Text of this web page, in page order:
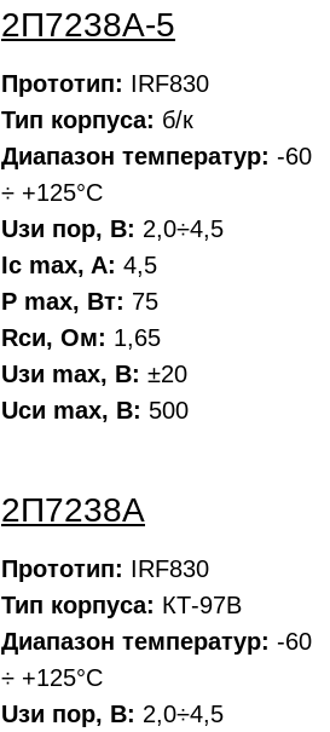
2П7238А-5
Прототип: IRF830
Тип корпуса: б/к
Диапазон температур: -60
÷ +125°С
Uзи пор, В: 2,0÷4,5
Ic max, A: 4,5
P max, Вт: 75
Rси, Oм: 1,65
Uзи max, В: ±20
Uси max, В: 500
2П7238А
Прототип: IRF830
Тип корпуса: КТ-97В
Диапазон температур: -60
÷ +125°С
Uзи пор, В: 2,0÷4,5